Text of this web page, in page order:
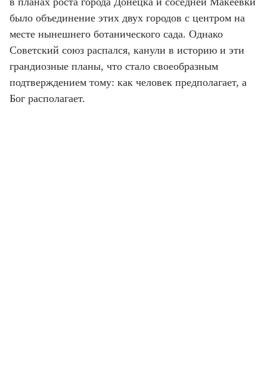
было объединение этих двух городов с центром на
месте нынешнего ботанического сада. Однако
Советский союз распался, канули в историю и эти
грандиозные планы, что стало своеобразным
подтверждением тому: как человек предполагает, а
Бог располагает.